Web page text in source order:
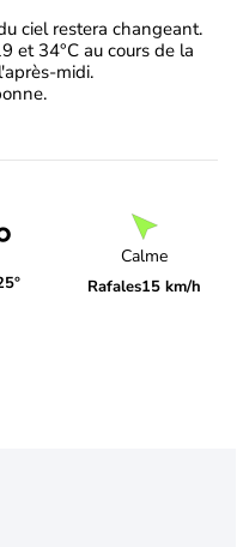
ciel restera changeant.
et 34°C au cours de la
midi.
Calme
Rafales15 km/h